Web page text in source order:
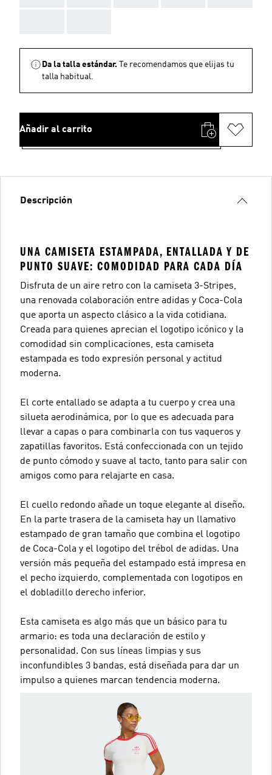
Da la talla estándar.
Te recomendamos que elijas tu
talla habitual.
Añadir al carrito
Descripción
UNA CAMISETA ESTAMPADA, ENTALLADA Y DE
PUNTO SUAVE: COMODIDAD PARA CADA DÍA
Disfruta de un aire retro con la camiseta 3-Stripes,
una renovada colaboración entre adidas y Coca-Cola
que aporta un aspecto clásico a la vida cotidiana.
Creada para quienes aprecian el logotipo icónico y la
comodidad sin complicaciones, esta camiseta
estampada es todo expresión personal y actitud
moderna.
El corte entallado se adapta a tu cuerpo y crea una
silueta aerodinámica, por lo que es adecuada para
llevar a capas o para combinarla con tus vaqueros y
zapatillas favoritos. Está confeccionada con un tejido
de punto cómodo y suave al tacto, tanto para salir con
amigos como para relajarte en casa.
El cuello redondo añade un toque elegante al diseño.
En la parte trasera de la camiseta hay un llamativo
estampado de gran tamaño que combina el logotipo
de Coca-Cola y el logotipo del trébol de adidas. Una
versión más pequeña del estampado está impresa en
el pecho izquierdo, complementada con logotipos en
el dobladillo derecho inferior.
Esta camiseta es algo más que un básico para tu
armario: es toda una declaración de estilo y
personalidad. Con sus líneas limpias y sus
inconfundibles 3 bandas, está diseñada para dar un
impulso a quienes marcan tendencia moderna.